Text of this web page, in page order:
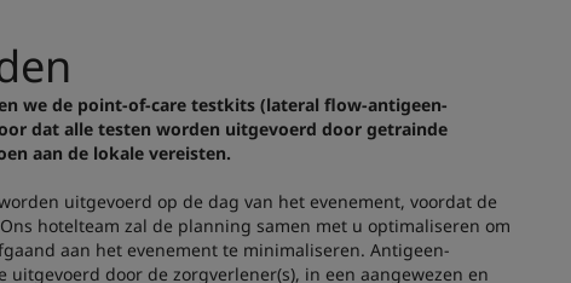
we de point-of-care testkits (lateral flow-antigeen-
dat alle testen worden uitgevoerd door getrainde
aan de lokale vereisten.
uitgevoerd op de dag van het evenement, voordat de
hotelteam zal de planning samen met u optimaliseren om
aan het evenement te minimaliseren. Antigeen-
uitgevoerd door de zorgverlener(s), in een aangewezen en